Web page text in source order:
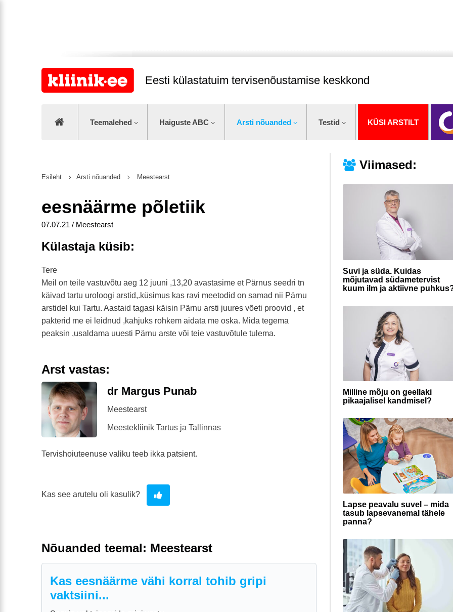
Eesti külastatuim tervisenõustamise keskkond
Teemalehed Haiguste ABC Arsti nõuanded Testid KÜSI ARSTILT
Viimased:
Suvi ja süda. Kuidas
mõjutavad südametervist
kuum ilm ja aktiivne
Milline mõju on geellaki
pikaajalisel kandmisel?
Lapse peavalu suvel – mida
tasub lapsevanemal tähele
panna?
Esileht Arsti nõuanded Meestearst
eesnäärme põletiik
07.07.21 / Meestearst
Külastaja küsib:
Tere
Meil on teile vastuvõtu aeg 12 juuni ,13,20 avastasime et Pärnus seedri tn
käivad tartu uroloogi arstid,.küsimus kas ravi meetodid on samad nii Pärnu
arstidel kui Tartu. Aastaid tagasi käisin Pärnu arsti juures võeti proovid , et
pakterid me ei leidnud ,kahjuks rohkem aidata me oska. Mida tegema
peaksin ,usaldama uuesti Pärnu arste või teie vastuvõtule tulema.
Arst vastas:
dr Margus Punab
Meestearst
Meestekliinik Tartus ja Tallinnas
Tervishoiuteenuse valiku teeb ikka patsient.
Kas see arutelu oli kasulik?
Nõuanded teemal: Meestearst
Kas eesnäärme vähi korral tohib gripi
vaktsiini...